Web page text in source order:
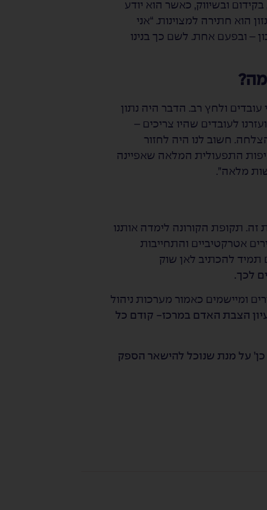
ובשיווק, כאשר הוא יודע
הוא חתירה למצוינות. “אני
– ובפעם אחת. לשם כך בנינו
ולחץ רב. הדבר היה נתון
לעובדים שהיו צריכים –
חשוב לנו היה לחזור
התפעולית המלאה שאפיינה
מלאה”.
זה. תקופת הקורונה לימדה אותנו
אטרקטיביים והתחייבות
תמיד להכתיב לאן שוק
לכך.
ומיישמים כאמור מערכות ניהול
הצבת האדם במרכז- קודם כל
על מנת שנוכל להישאר הספק